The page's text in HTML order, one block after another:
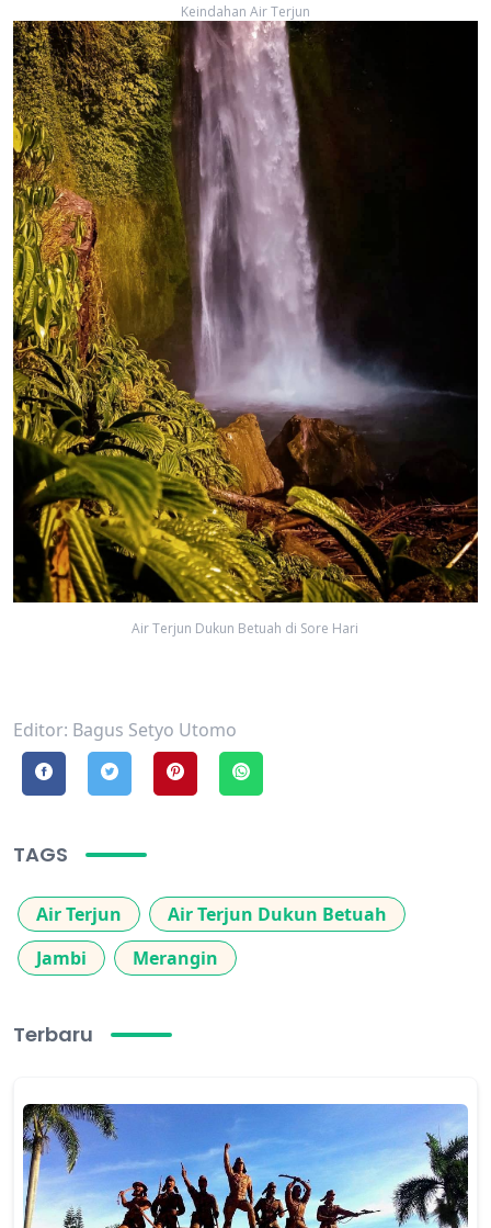
Keindahan Air Terjun
Air Terjun Dukun Betuah di Sore Hari
Editor: Bagus Setyo Utomo
TAGS
Air Terjun
Air Terjun Dukun Betuah
Jambi
Merangin
Terbaru